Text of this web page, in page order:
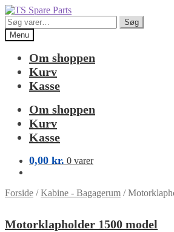
Spring
til
navigation
Spring
til
indhold
Søg
efter:
Søg
Menu
Om shoppen
Kurv
Kasse
Om shoppen
Kurv
Kasse
0,00 kr. 0 varer
Forside /Kabine - Bagagerum /
Motorklapholder 1500 model